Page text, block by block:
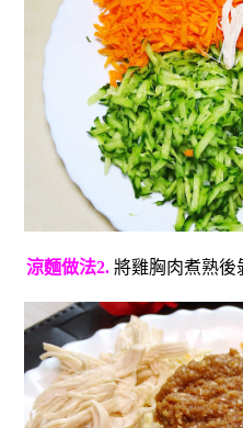
涼麵做法2. 將雞胸肉煮熟後